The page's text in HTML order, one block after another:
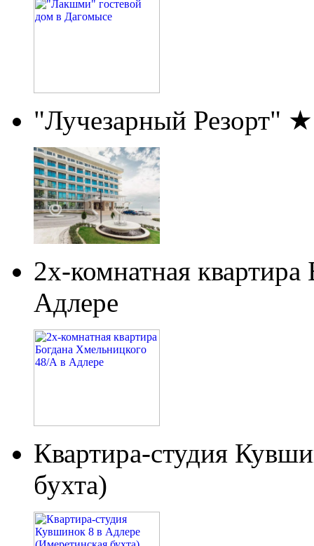
"Лучезарный Резорт"
2х-комнатная
Адлере
Квартира-студия
бухта)